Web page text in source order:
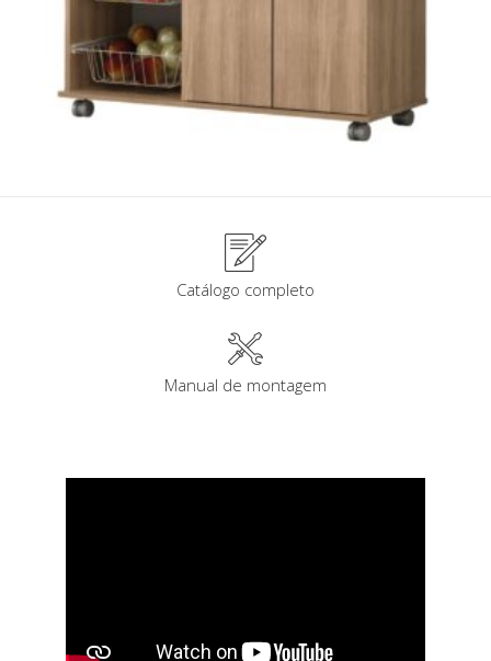
Catálogo completo
Manual de montagem